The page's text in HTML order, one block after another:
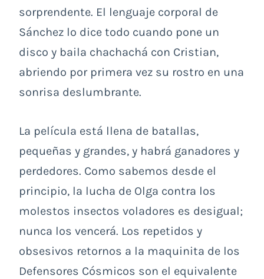
sorprendente. El lenguaje corporal de
Sánchez lo dice todo cuando pone un
disco y baila chachachá con Cristian,
abriendo por primera vez su rostro en una
sonrisa deslumbrante.
La película está llena de batallas,
pequeñas y grandes, y habrá ganadores y
perdedores. Como sabemos desde el
principio, la lucha de Olga contra los
molestos insectos voladores es desigual;
nunca los vencerá. Los repetidos y
obsesivos retornos a la maquinita de los
Defensores Cósmicos son el equivalente